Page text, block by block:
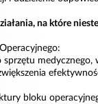
na które
sprzętu medycznego,
bloku